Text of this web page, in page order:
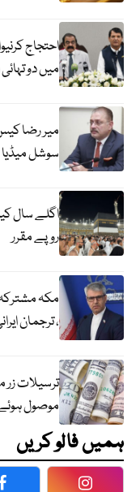
احتجاج
میں دو
میر رضا
سوشل میڈیا
روپے مقرر
مکہ
، ترجمان
موصول
ہمیں فالو کریں